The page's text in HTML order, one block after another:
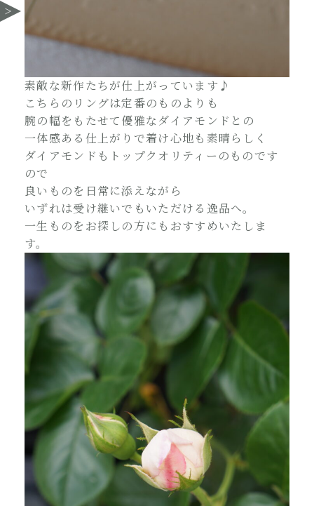
素敵な新作たちが仕上がっています♪
こちらのリングは定番のものよりも
腕の幅をもたせて優雅なダイアモンドとの
一体感ある仕上がりで着け心地も素晴らしく
ダイアモンドもトップクオリティーのものです
ので
良いものを日常に添えながら
いずれは受け継いでもいただける逸品へ。
一生ものをお探しの方にもおすすめいたしま
す。